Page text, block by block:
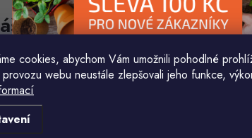
cookies, abychom Vám umožnili pohodlné
webu neustále zlepšovali jeho funkce,
e-mail E-mail
Vložením e-mailu souhlasíte s